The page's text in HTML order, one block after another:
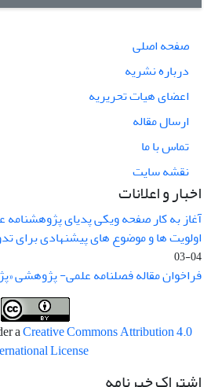
صفحه اصلی
درباره نشریه
اعضای هیات تحریریه
ارسال مقاله
تماس با ما
نقشه سایت
اخبار و اعلانات
آغاز به کار صفحه ویکی پدیای
اولویت ها و موضوع های پیشنهادی برای
04-03
فراخوان مقاله فصلنامه علمی- پژوهشی
aCreative Commons Attribution 4.0
License